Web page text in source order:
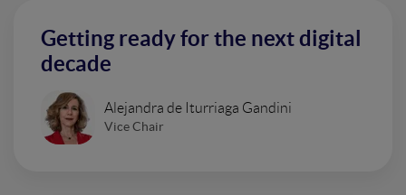
Getting ready for the next digital
decade
Alejandra de Iturriaga Gandini
Vice Chair